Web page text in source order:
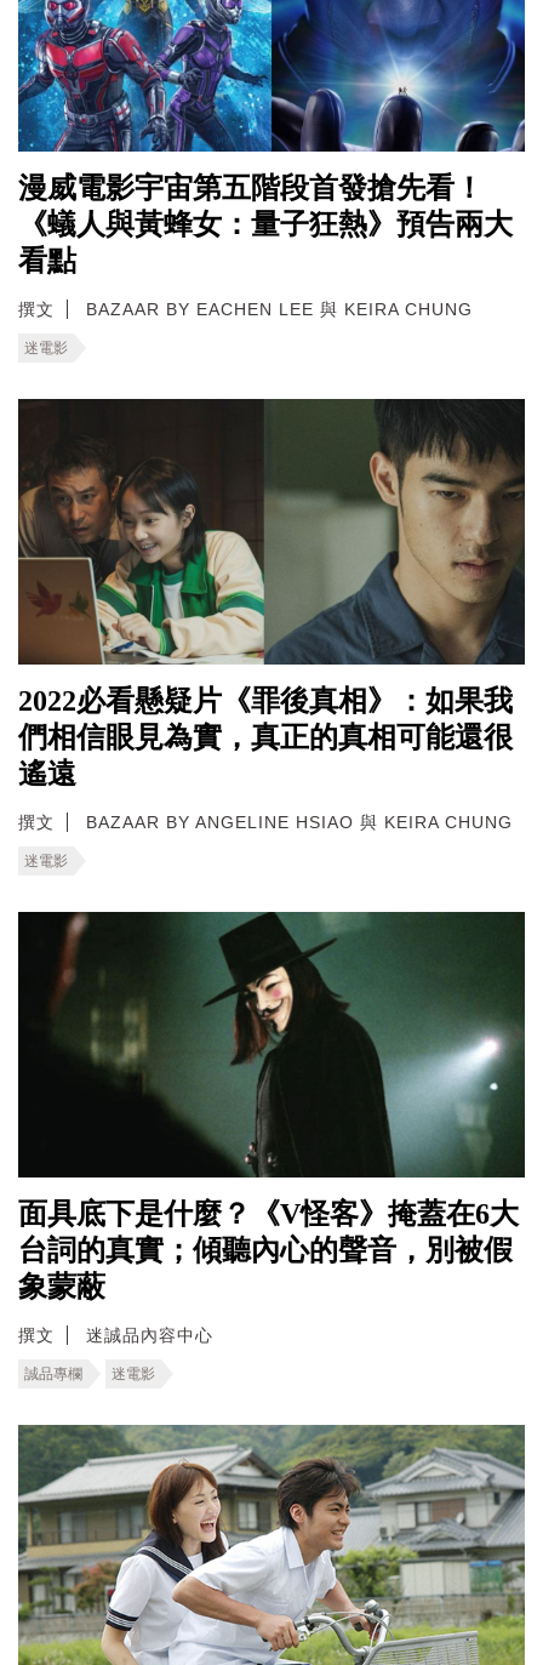
漫威電影宇宙第五階段首發搶先看！
《蟻人與黃蜂女：量子狂熱》預告兩大
看點
撰文 BAZAAR BY EACHEN LEE 與 KEIRA CHUNG
迷電影
2022必看懸疑片《罪後真相》：如果我
們相信眼見為實，真正的真相可能還很
遙遠
撰文 BAZAAR BY ANGELINE HSIAO 與 KEIRA CHUNG
迷電影
面具底下是什麼？《V怪客》掩蓋在6大
台詞的真實；傾聽內心的聲音，別被假
象蒙蔽
撰文 迷誠品內容中心
誠品專欄 迷電影